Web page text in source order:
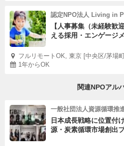
認定NPO法人 Living in
【人事募集（未経験歓
える採用・エンゲージ
フルリモートOK, 東京 [中央区/茅場
1年からOK
関連NPOアル
一般社団法人資源循環推
日本成長戦略に位置付
源・炭素循環市場創出